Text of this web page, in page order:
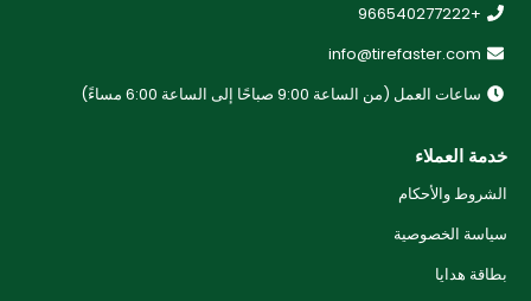
+966540277222
info@tirefaster.com
ساعات العمل (من الساعة 9:00 صباحًا إلى الساعة 6:00 مساءً)
خدمة العملاء
الشروط والأحكام
سياسة الخصوصية
بطاقة هدايا